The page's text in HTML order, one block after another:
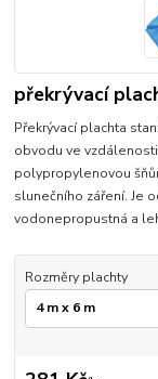
překrývací
Překrývací plachta
obvodu ve
polypropylenovou
slunečního záření. Je
vodonepropustná a
Rozměry plachty